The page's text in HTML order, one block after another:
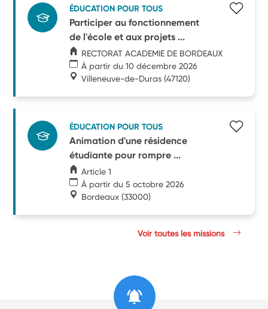
ÉDUCATION POUR TOUS
Participer au fonctionnement
de l'école et aux projets ...
RECTORAT ACADEMIE DE BORDEAUX
À partir du 10 décembre 2026
Villeneuve-de-Duras (47120)
ÉDUCATION POUR TOUS
Animation d'une résidence
étudiante pour rompre ...
Article 1
À partir du 5 octobre 2026
Bordeaux (33000)
Voir toutes les missions